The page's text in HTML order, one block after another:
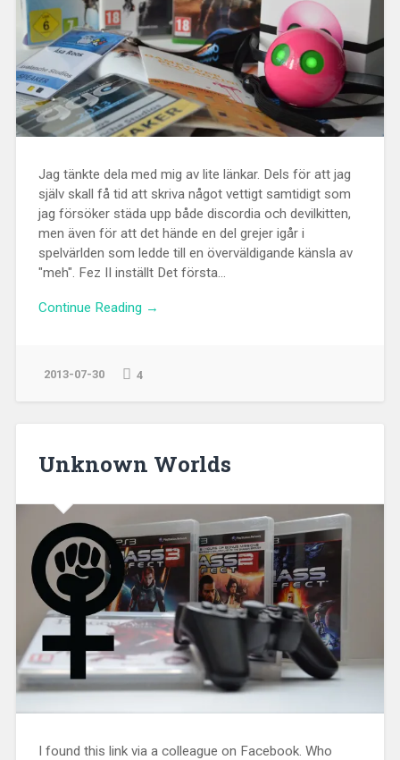
Jag tänkte dela med mig av lite länkar. Dels för att jag
själv skall få tid att skriva något vettigt samtidigt som
jag försöker städa upp både discordia och devilkitten,
men även för att det hände en del grejer igår i
spelvärlden som ledde till en överväldigande känsla av
"meh". Fez II inställt Det första...
Continue Reading →
2013-07-30 4
Unknown Worlds
I found this link via a colleague on Facebook. Who